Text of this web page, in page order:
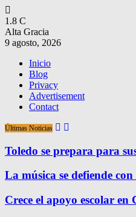
1.8 C
Alta Gracia
9 agosto, 2026
Inicio
Blog
Privacy
Advertisement
Contact
Últimas Noticias
Toledo se prepara para
La música se defiende
Crece el apoyo escolar